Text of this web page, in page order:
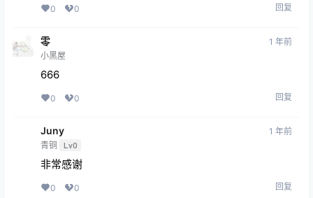
0 0 回复
零
小黑屋
1 年前
666
0 0 回复
Juny
青铜 Lv0
1 年前
非常感谢
0 0 回复